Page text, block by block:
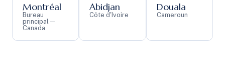
Montréal
Bureau
principal —
Canada
Abidjan
Côte d'Ivoire
Douala
Cameroun